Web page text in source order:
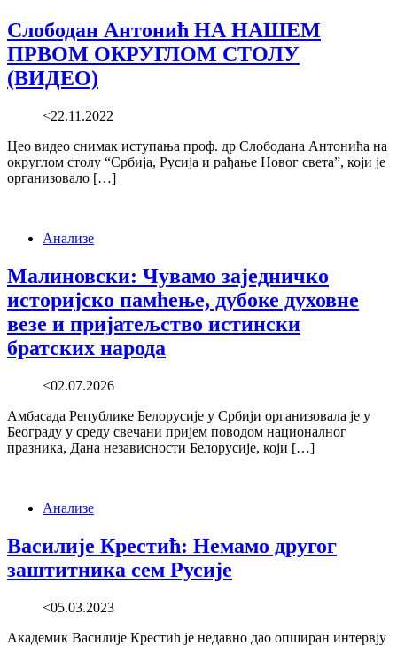
Слободан Антонић НА НАШЕМ
ПРВОМ ОКРУГЛОМ СТОЛУ
(ВИДЕО)
<22.11.2022
Цео видео снимак иступања проф. др Слободана Антонића на
округлом столу “Србија, Русија и рађање Новог света”, који је
организовало […]
Анализе
Малиновски: Чувамо заједничко
историјско памћење, дубоке духовне
везе и пријатељство истински
братских народа
<02.07.2026
Амбасада Републике Белорусије у Србији организовала је у
Београду у среду свечани пријем поводом националног
празника, Дана независности Белорусије, који […]
Анализе
Василије Крестић: Немамо другог
заштитника сем Русије
<05.03.2023
Академик Василије Крестић је недавно дао опширан интервју